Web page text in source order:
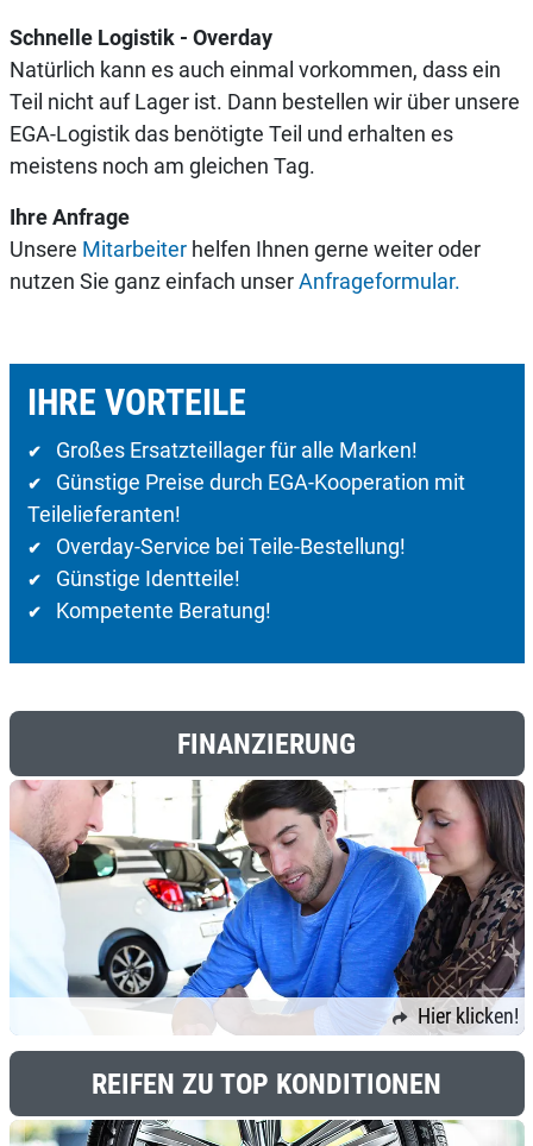
Schnelle Logistik - Overday
Natürlich kann es auch einmal vorkommen, dass ein
Teil nicht auf Lager ist. Dann bestellen wir über unsere
EGA-Logistik das benötigte Teil und erhalten es
meistens noch am gleichen Tag.
Ihre Anfrage
Unsere Mitarbeiterhelfen Ihnen gerne weiter oder
nutzen Sie ganz einfach unserAnfrageformular.
IHRE VORTEILE
✔ Großes Ersatzteillager für alle Marken!
✔ Günstige Preise durch EGA-Kooperation mit
Teilelieferanten!
✔ Overday-Service bei Teile-Bestellung!
✔ Günstige Identteile!
✔ Kompetente Beratung!
FINANZIERUNG
Hier klicken!
REIFEN ZU TOP KONDITIONEN